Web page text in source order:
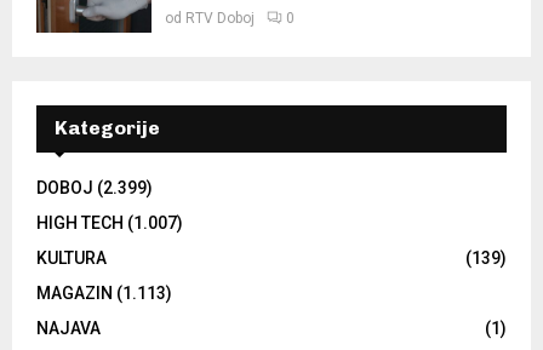
od RTV Doboj 0
Kategorije
DOBOJ (2.399)
HIGH TECH (1.007)
KULTURA
(139)
MAGAZIN (1.113)
NAJAVA
(1)